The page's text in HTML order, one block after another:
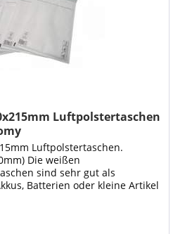
Luftpolstertaschen
Luftpolstertaschen.
Die weißen
sind sehr gut als
Batterien oder kleine Artikel